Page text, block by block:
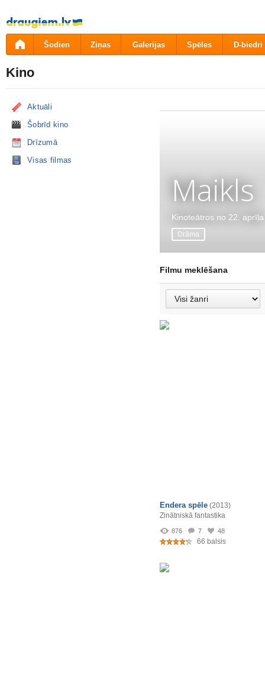
Pāriet
uz
saturu
Šodien Ziņas Galerijas Spēles D-biedri
Kino
Aktuāli
Šobrīd kino
Drīzumā
Visas filmas
Maikls
Kinoteātros no 22. aprīļa
Drāma
Filmu meklēšana
Endera spēle (2013)
Zinātniskā fantastika
876 7 48
66 balsis